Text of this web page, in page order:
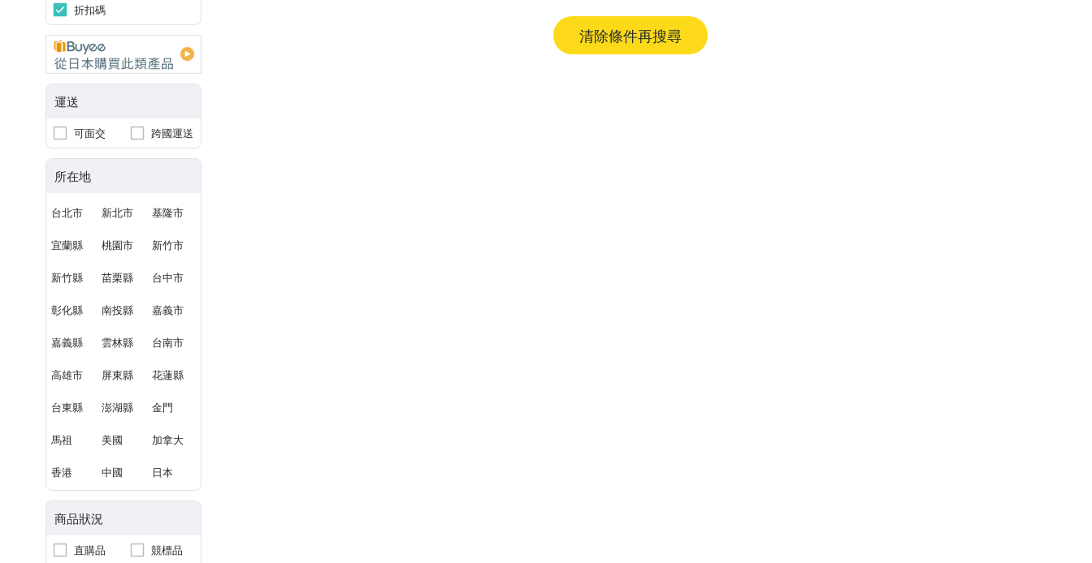
折扣碼
運送
可面交 跨國運送
所在地
台北市 新北市 基隆市
宜蘭縣 桃園市 新竹市
新竹縣 苗栗縣 台中市
彰化縣 南投縣 嘉義市
嘉義縣 雲林縣 台南市
高雄市 屏東縣 花蓮縣
台東縣 澎湖縣 金門
馬祖 美國 加拿大
香港 中國 日本
商品狀況
直購品
競標品
清除條件再搜尋